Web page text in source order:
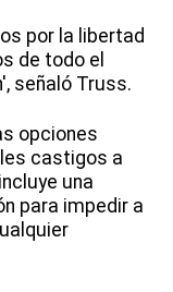
por la libertad
de todo el
señaló Truss.
opciones
castigos a
una
para impedir a